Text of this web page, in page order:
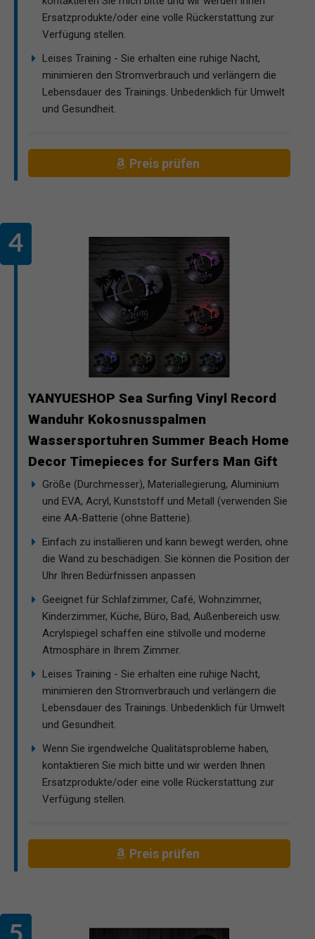
Ersatzprodukte/oder eine volle Rückerstattung zur
Verfügung stellen.
Leises Training - Sie erhalten eine ruhige Nacht,
minimieren den Stromverbrauch und verlängern die
Lebensdauer des Trainings. Unbedenklich für Umwelt
und Gesundheit.
Preis prüfen
YANYUESHOP Sea Surfing Vinyl Record
Wanduhr Kokosnusspalmen
Wassersportuhren Summer Beach Home
Decor Timepieces for Surfers Man Gift
Größe (Durchmesser), Materiallegierung, Aluminium
und EVA, Acryl, Kunststoff und Metall (verwenden Sie
eine AA-Batterie (ohne Batterie).
Einfach zu installieren und kann bewegt werden, ohne
die Wand zu beschädigen. Sie können die Position der
Uhr Ihren Bedürfnissen anpassen
Geeignet für Schlafzimmer, Café, Wohnzimmer,
Kinderzimmer, Küche, Büro, Bad, Außenbereich usw.
Acrylspiegel schaffen eine stilvolle und moderne
Atmosphäre in Ihrem Zimmer.
Leises Training - Sie erhalten eine ruhige Nacht,
minimieren den Stromverbrauch und verlängern die
Lebensdauer des Trainings. Unbedenklich für Umwelt
und Gesundheit.
Wenn Sie irgendwelche Qualitätsprobleme haben,
kontaktieren Sie mich bitte und wir werden Ihnen
Ersatzprodukte/oder eine volle Rückerstattung zur
Verfügung stellen.
Preis prüfen